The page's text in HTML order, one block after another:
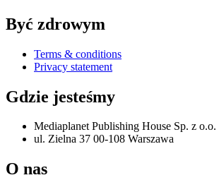
Być zdrowym
Terms & conditions
Privacy statement
Gdzie jesteśmy
Mediaplanet Publishing House Sp. z o.o.
ul. Zielna 37 00-108 Warszawa
O nas